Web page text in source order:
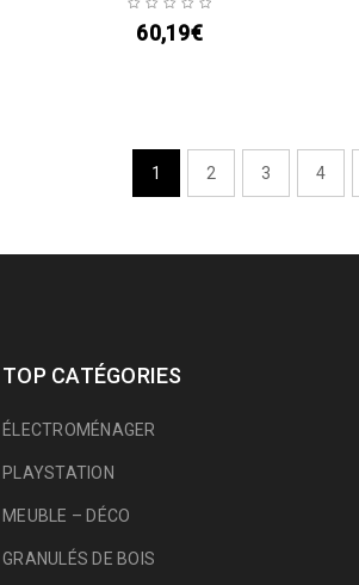
60,19€
1 2 3 4
TOP CATÉGORIES
ÉLECTROMÉNAGER
PLAYSTATION
MEUBLE – DÉCO
GRANULÉS DE BOIS